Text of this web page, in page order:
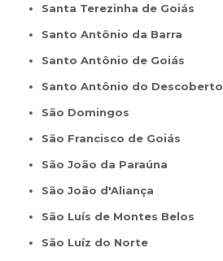
Santa Terezinha de Goiás
Santo Antônio da Barra
Santo Antônio de Goiás
Santo Antônio do Descoberto
São Domingos
São Francisco de Goiás
São João da Paraúna
São João d'Aliança
São Luís de Montes Belos
São Luíz do Norte